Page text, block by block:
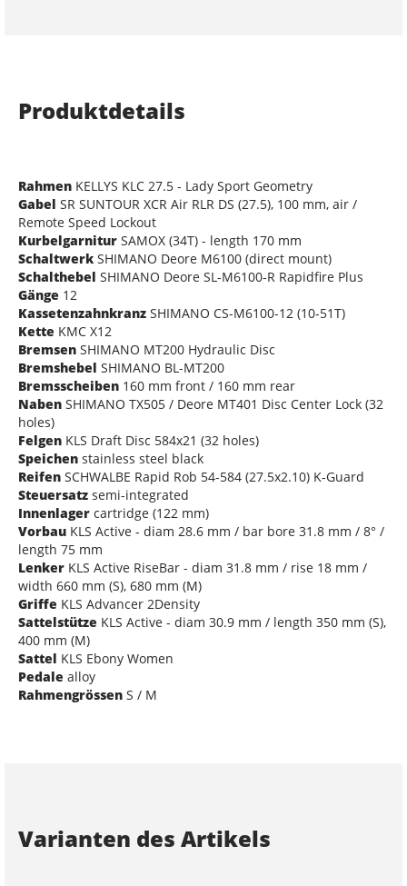
Produktdetails
Rahmen KELLYS KLC 27.5 - Lady Sport Geometry
Gabel SR SUNTOUR XCR Air RLR DS (27.5), 100 mm, air /
Remote Speed Lockout
Kurbelgarnitur SAMOX (34T) - length 170 mm
Schaltwerk SHIMANO Deore M6100 (direct mount)
Schalthebel SHIMANO Deore SL-M6100-R Rapidfire Plus
Gänge 12
Kassetenzahnkranz SHIMANO CS-M6100-12 (10-51T)
Kette KMC X12
Bremsen SHIMANO MT200 Hydraulic Disc
Bremshebel SHIMANO BL-MT200
Bremsscheiben 160 mm front / 160 mm rear
Naben SHIMANO TX505 / Deore MT401 Disc Center Lock (32
holes)
Felgen KLS Draft Disc 584x21 (32 holes)
Speichen stainless steel black
Reifen SCHWALBE Rapid Rob 54-584 (27.5x2.10) K-Guard
Steuersatz semi-integrated
Innenlager cartridge (122 mm)
Vorbau KLS Active - diam 28.6 mm / bar bore 31.8 mm / 8° /
length 75 mm
Lenker KLS Active RiseBar - diam 31.8 mm / rise 18 mm /
width 660 mm (S), 680 mm (M)
Griffe KLS Advancer 2Density
Sattelstütze KLS Active - diam 30.9 mm / length 350 mm (S),
400 mm (M)
Sattel KLS Ebony Women
Pedale alloy
Rahmengrössen S / M
Varianten des Artikels